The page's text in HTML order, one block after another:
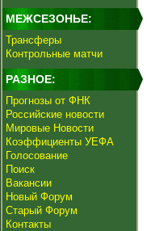
МЕЖСЕЗОНЬЕ:
Трансферы
Контрольные матчи
РАЗНОЕ:
Прогнозы от ФНК
Российские новости
Мировые Новости
Коэффициенты УЕФА
Голосование
Поиск
Вакансии
Новый Форум
Старый Форум
Контакты